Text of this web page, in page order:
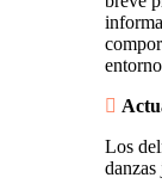
Los
danzas